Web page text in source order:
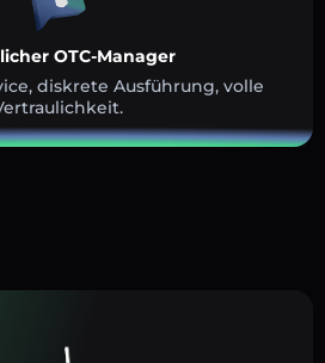
OTC-Manager
diskrete Ausführung, volle